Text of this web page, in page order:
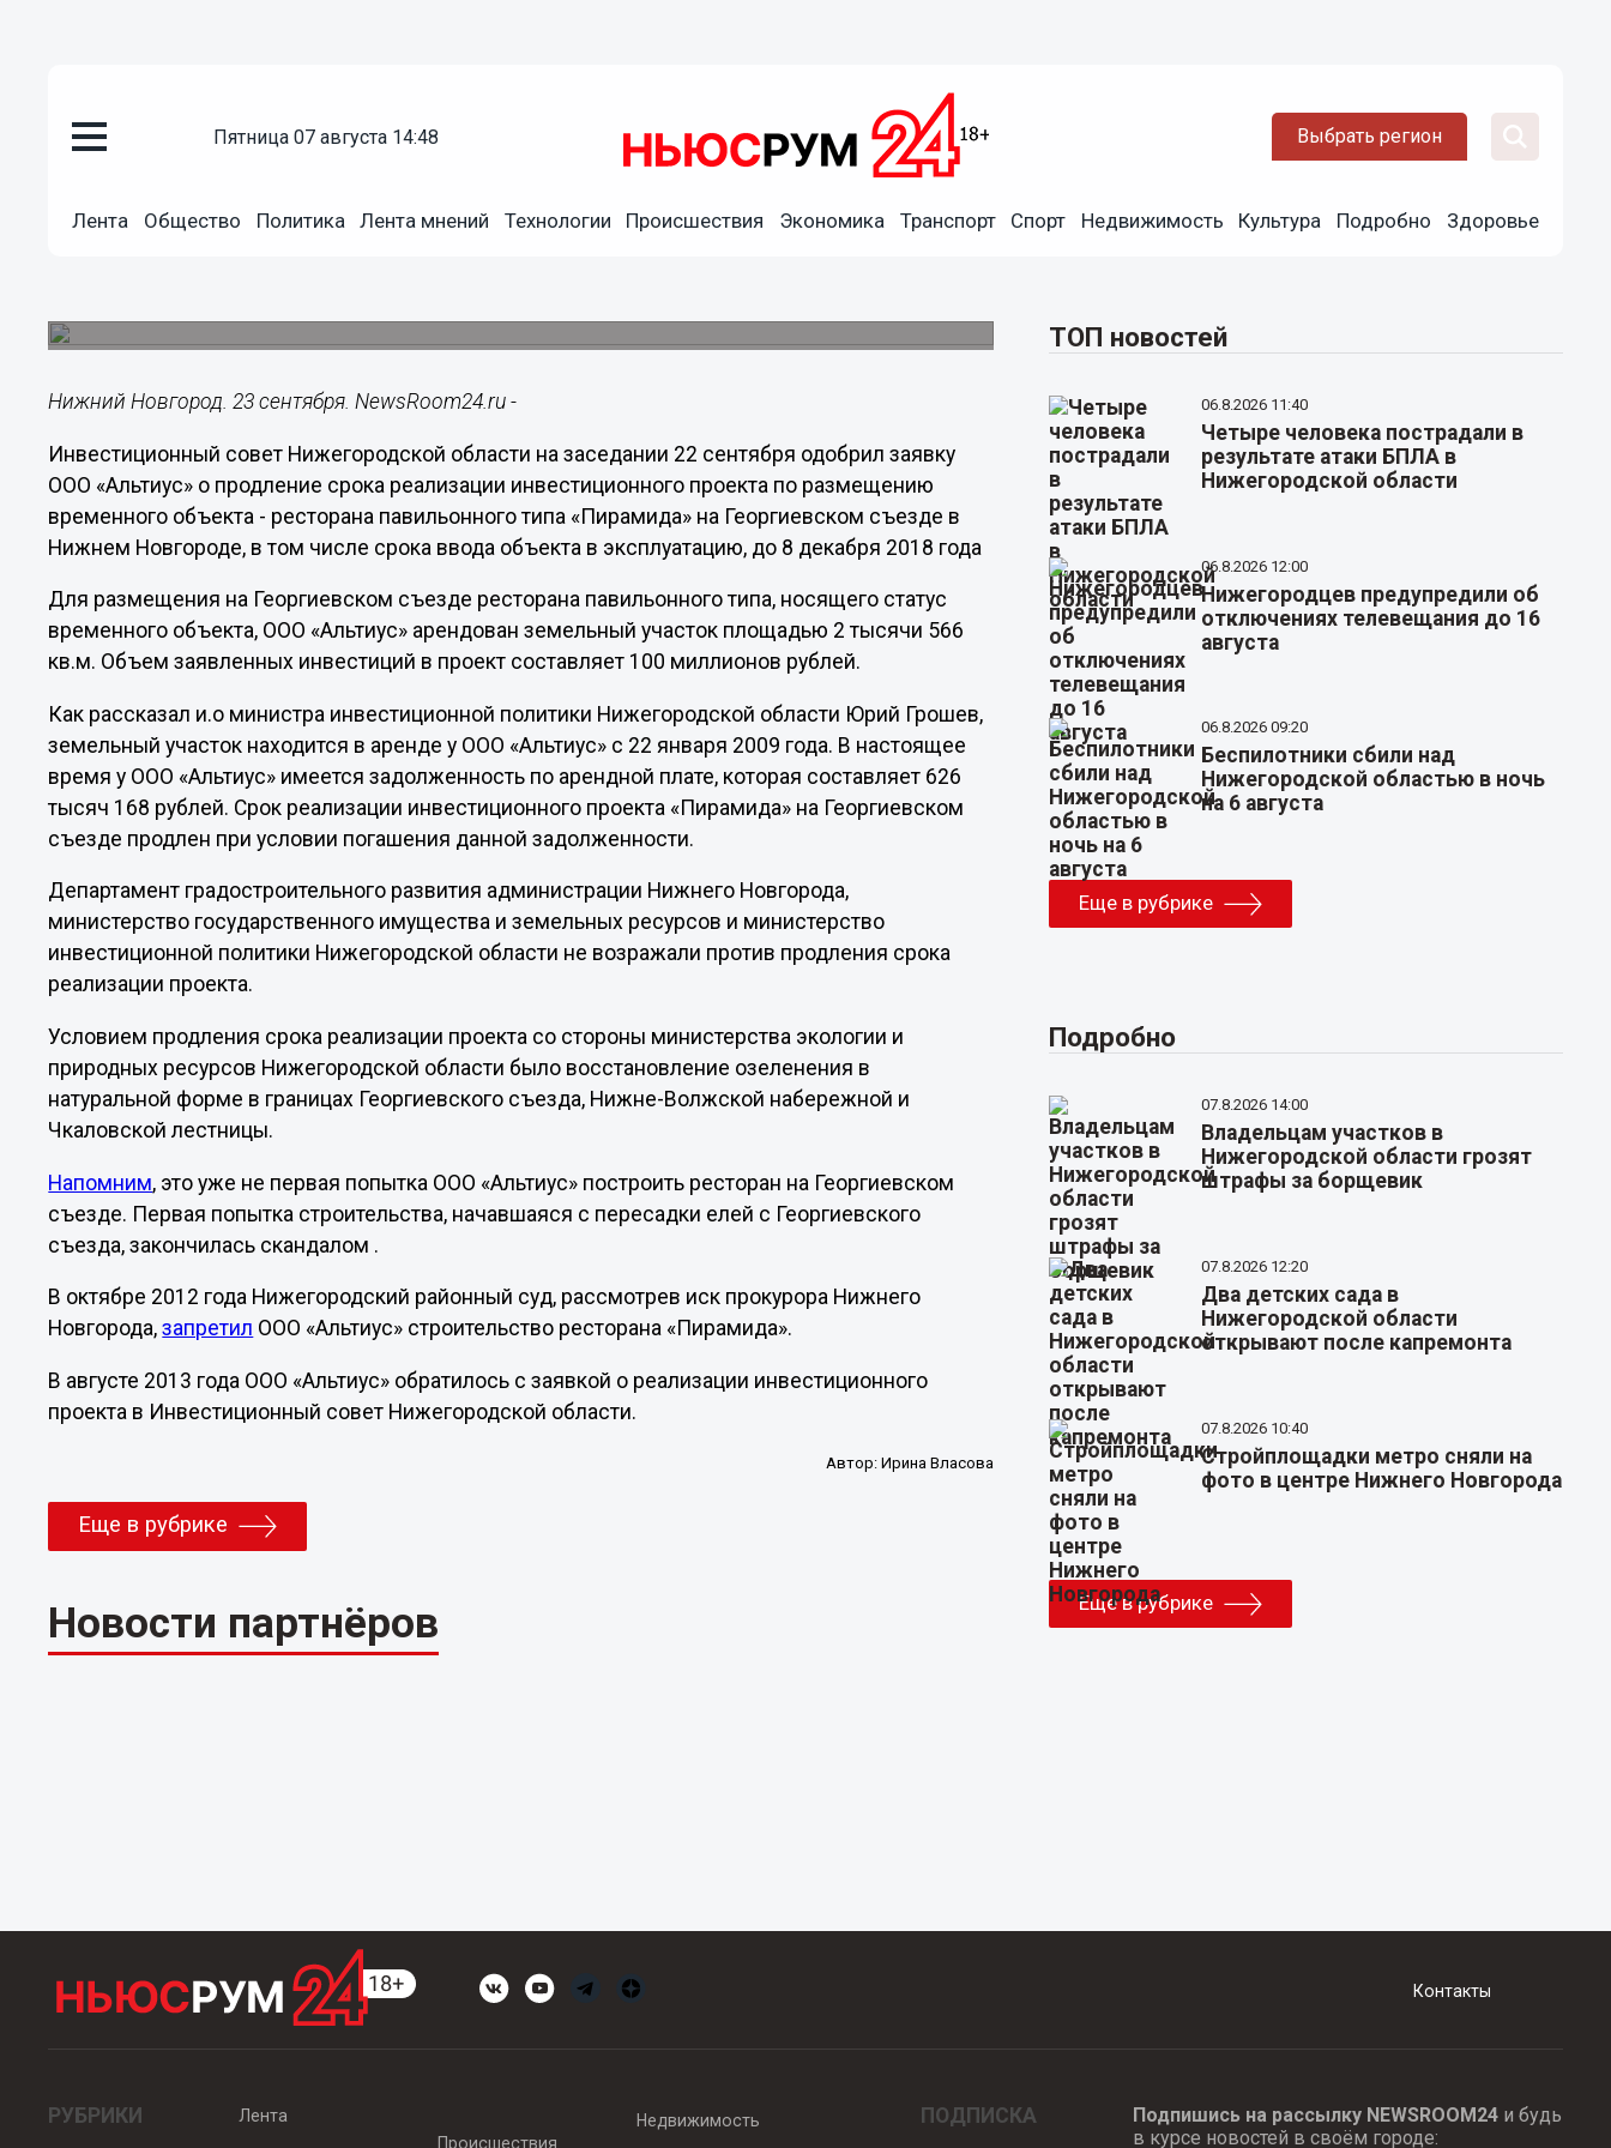
пятница 07 августа 14:48 Выбрать регион
Лента Общество Политика Лента мнений Технологии Происшествия Экономика Транспорт Спорт Недвижимость Культура Подробно Здоровье
Скандальный ресторан «Пирамида» все-таки построят на
Нижний Новгород. 23 сентября. NewsRoom24.ru -
Инвестиционный совет Нижегородской области на заседании 22 сентября одобрил заявку
ООО «Альтиус» о продление срока реализации инвестиционного проекта по размещению
временного объекта - ресторана павильонного типа «Пирамида» на Георгиевском съезде в
Нижнем Новгороде, в том числе срока ввода объекта в эксплуатацию, до 8 декабря 2018 года
Для размещения на Георгиевском съезде ресторана павильонного типа, носящего статус
временного объекта, ООО «Альтиус» арендован земельный участок площадью 2 тысячи 566
кв.м. Объем заявленных инвестиций в проект составляет 100 миллионов рублей.
Как рассказал и.о министра инвестиционной политики Нижегородской области Юрий Грошев,
земельный участок находится в аренде у ООО «Альтиус» с 22 января 2009 года. В настоящее
время у ООО «Альтиус» имеется задолженность по арендной плате, которая составляет 626
тысяч 168 рублей. Срок реализации инвестиционного проекта «Пирамида» на Георгиевском
съезде продлен при условии погашения данной задолженности.
Департамент градостроительного развития администрации Нижнего Новгорода,
министерство государственного имущества и земельных ресурсов и министерство
инвестиционной политики Нижегородской области не возражали против продления срока
реализации проекта.
Условием продления срока реализации проекта со стороны министерства экологии и
природных ресурсов Нижегородской области было восстановление озеленения в
натуральной форме в границах Георгиевского съезда, Нижне-Волжской набережной и
Чкаловской лестницы.
Напомним, это уже не первая попытка ООО «Альтиус» построить ресторан на Георгиевском
съезде. Первая попытка строительства, начавшаяся с пересадки елей с Георгиевского
съезда, закончилась скандалом .
В октябре 2012 года Нижегородский районный суд, рассмотрев иск прокурора Нижнего
Новгорода,запретил ООО «Альтиус» строительство ресторана «Пирамида».
В августе 2013 года ООО «Альтиус» обратилось с заявкой о реализации инвестиционного
проекта в Инвестиционный совет Нижегородской области.
Автор: Ирина Власова
Еще в рубрике
Новости партнёров
ТОП новостей
06.8.2026 11:40
Четыре человека пострадали в
результате атаки БПЛА в
Нижегородской области
06.8.2026 12:00
Нижегородцев предупредили об
отключениях телевещания до 16
августа
06.8.2026 09:20
Беспилотники сбили над
Нижегородской областью в ночь
на 6 августа
Еще в рубрике
Подробно
07.8.2026 14:00
Владельцам участков в
Нижегородской области грозят
штрафы за борщевик
07.8.2026 12:20
Два детских сада в
Нижегородской области
открывают после капремонта
07.8.2026 10:40
Стройплощадки метро сняли на
фото в центре Нижнего Новгорода
Еще в рубрике
Контакты
РУБРИКИ
Лента
Происшествия
Недвижимость ПОДПИСКА Подпишись на рассылку NEWSROOM24и будь
в курсе новостей в своём городе: